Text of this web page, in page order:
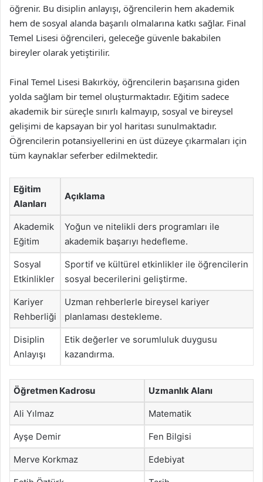
öğrenir. Bu disiplin anlayışı, öğrencilerin hem akademik
hem de sosyal alanda başarılı olmalarına katkı sağlar. Final
Temel Lisesi öğrencileri, geleceğe güvenle bakabilen
bireyler olarak yetiştirilir.
Final Temel Lisesi Bakırköy, öğrencilerin başarısına giden
yolda sağlam bir temel oluşturmaktadır. Eğitim sadece
akademik bir süreçle sınırlı kalmayıp, sosyal ve bireysel
gelişimi de kapsayan bir yol haritası sunulmaktadır.
Öğrencilerin potansiyellerini en üst düzeye çıkarmaları için
tüm kaynaklar seferber edilmektedir.
Eğitim
Alanları
Açıklama
Akademik
Eğitim
Yoğun ve nitelikli ders programları ile
akademik başarıyı hedefleme.
Sosyal
Etkinlikler
Sportif ve kültürel etkinlikler ile öğrencilerin
sosyal becerilerini geliştirme.
Kariyer
Rehberliği
Uzman rehberlerle bireysel kariyer
planlaması destekleme.
Disiplin
Anlayışı
Etik değerler ve sorumluluk duygusu
kazandırma.
Öğretmen Kadrosu Uzmanlık Alanı
Ali Yılmaz Matematik
Ayşe Demir Fen Bilgisi
Merve Korkmaz Edebiyat